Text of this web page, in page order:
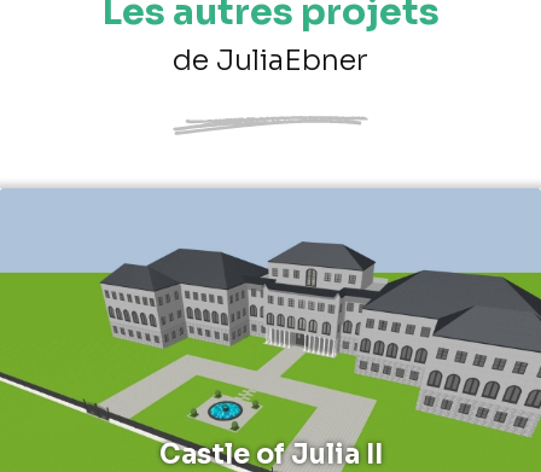
Les autres projets
de JuliaEbner
Castle of Julia II